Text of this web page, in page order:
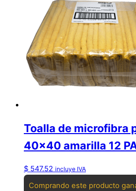
Toalla de microfibra
40×40 amarilla 12
$ 547.52 incluye IVA
Comprando este producto